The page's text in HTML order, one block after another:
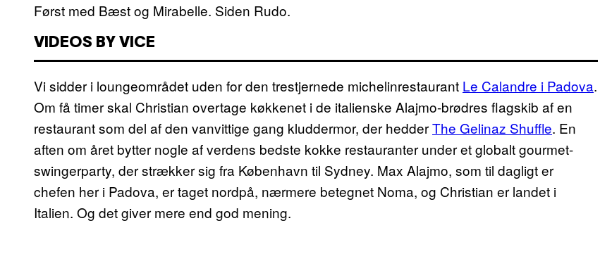
Først med Bæst og Mirabelle. Siden Rudo.
VIDEOS BY VICE
Vi sidder i loungeområdet uden for den trestjernede michelinrestaurant Le Calandre i Padova.
Om få timer skal Christian overtage køkkenet i de italienske Alajmo-brødres flagskib af en
restaurant som del af den vanvittige gang kluddermor, der hedderThe Gelinaz Shuffle. En
aften om året bytter nogle af verdens bedste kokke restauranter under et globalt gourmet-
swingerparty, der strækker sig fra København til Sydney. Max Alajmo, som til dagligt er
chefen her i Padova, er taget nordpå, nærmere betegnet Noma, og Christian er landet i
Italien. Og det giver mere end god mening.